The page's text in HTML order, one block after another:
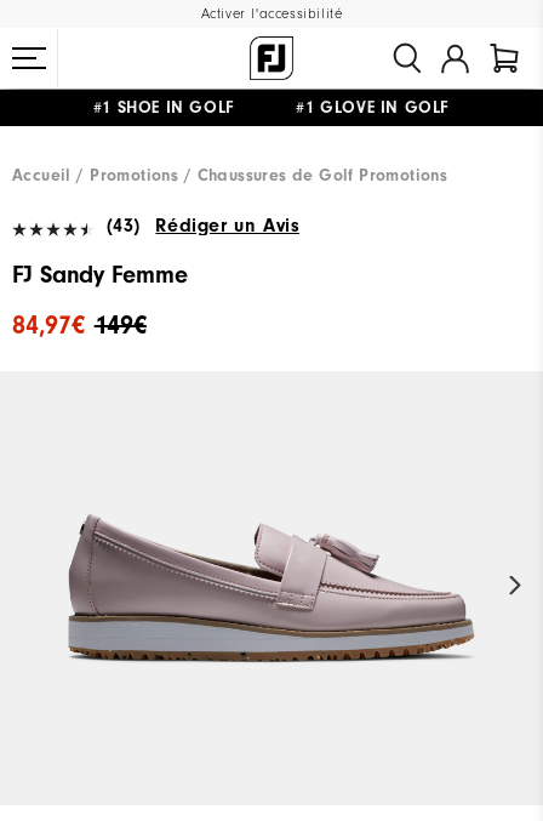
Activer l'accessibilité
#1 SHOE IN GOLF #1 GLOVE IN GOLF
Accueil
Promotions Chaussures de Golf Promotions
(43) Rédiger un Avis
FJ Sandy Femme
149€
84,97€